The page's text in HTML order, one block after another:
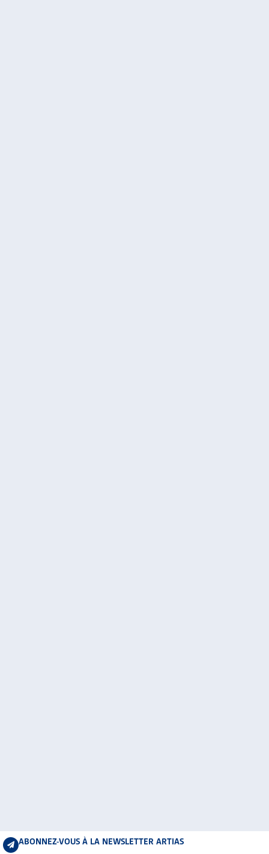
ABONNEZ-VOUS À LA NEWSLETTER ARTIAS